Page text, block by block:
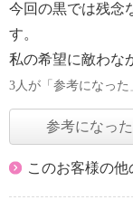
今回の黒では残念
す。
私の希望に敵わな
3人が「参考になっ
参考になった
このお客様の